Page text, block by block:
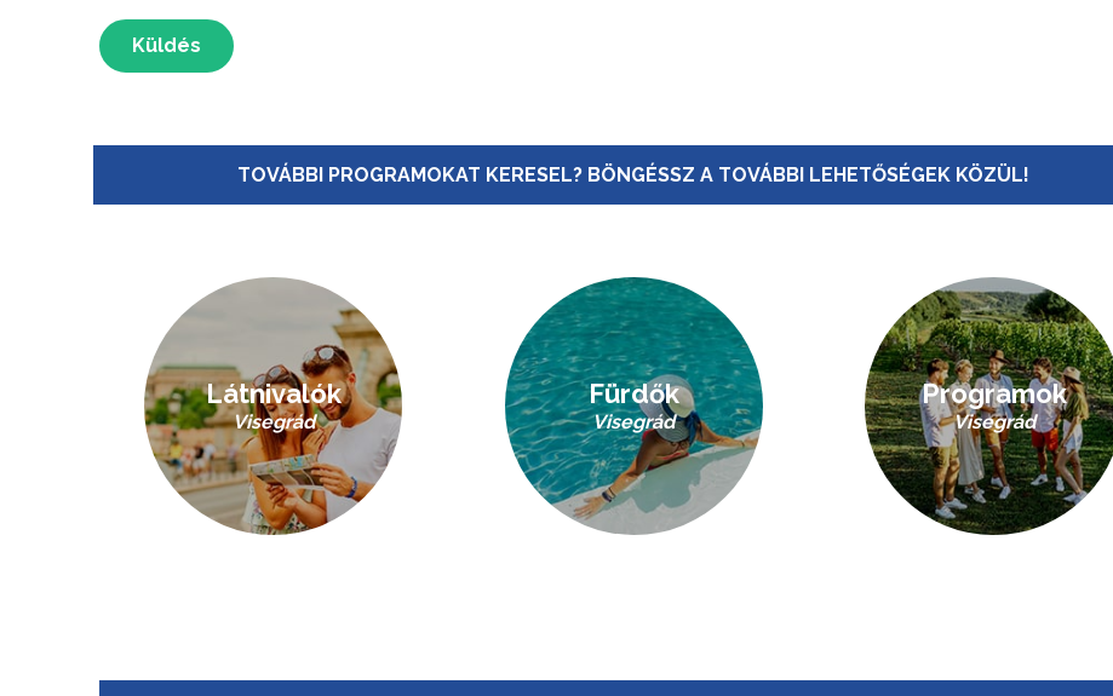
Küldés
TOVÁBBI PROGRAMOKAT KERESEL? BÖNGÉSSZ A TOVÁBBI LEHETŐSÉGEK KÖZÜL!
Látnivalók
Visegrád
Fürdők
Visegrád
Programok
Visegrád